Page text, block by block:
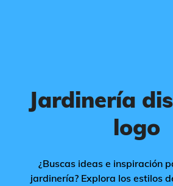
Jardinería
logo
¿Buscas ideas e inspiración
jardinería? Explora los estilos